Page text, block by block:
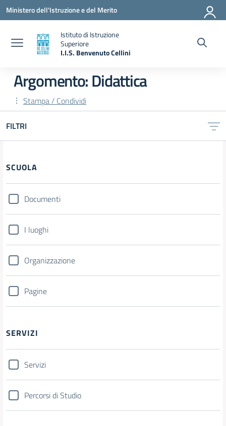
Vai ai contenuti
Vai al menu di navigazione
Vai al footer
Ministero dell'Istruzione e del Merito
Istituto di Istruzione
Superiore
I.I.S. Benvenuto Cellini
Argomento: Didattica
Stampa / Condividi
FILTRI
Filtri
SCUOLA
Documenti
I luoghi
Organizzazione
Pagine
SERVIZI
Servizi
Percorsi di Studio